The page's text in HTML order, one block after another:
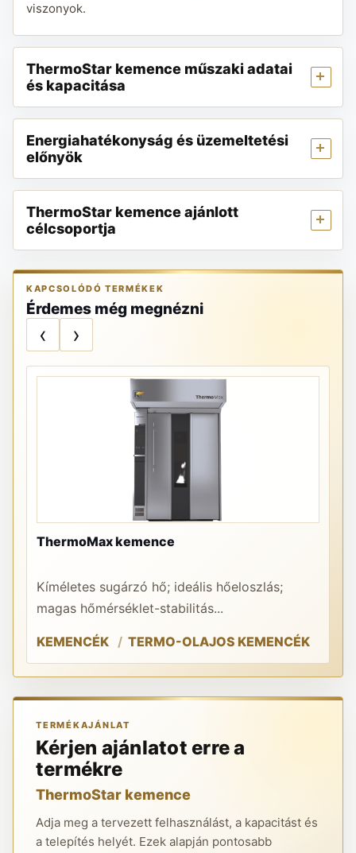
viszonyok.
ThermoStar kemence műszaki adatai
és kapacitása
Energiahatékonyság és üzemeltetési
előnyök
ThermoStar kemence ajánlott
célcsoportja
KAPCSOLÓDÓ TERMÉKEK
Érdemes még megnézni
‹ ›
ThermoMax kemence
Kíméletes sugárzó hő; ideális hőeloszlás;
magas hőmérséklet-stabilitás...
KEMENCÉK TERMO-OLAJOS KEMENCÉK
TERMÉKAJÁNLAT
Kérjen ajánlatot erre a
termékre
ThermoStar kemence
Adja meg a tervezett felhasználást, a kapacitást és
a telepítés helyét. Ezek alapján pontosabb